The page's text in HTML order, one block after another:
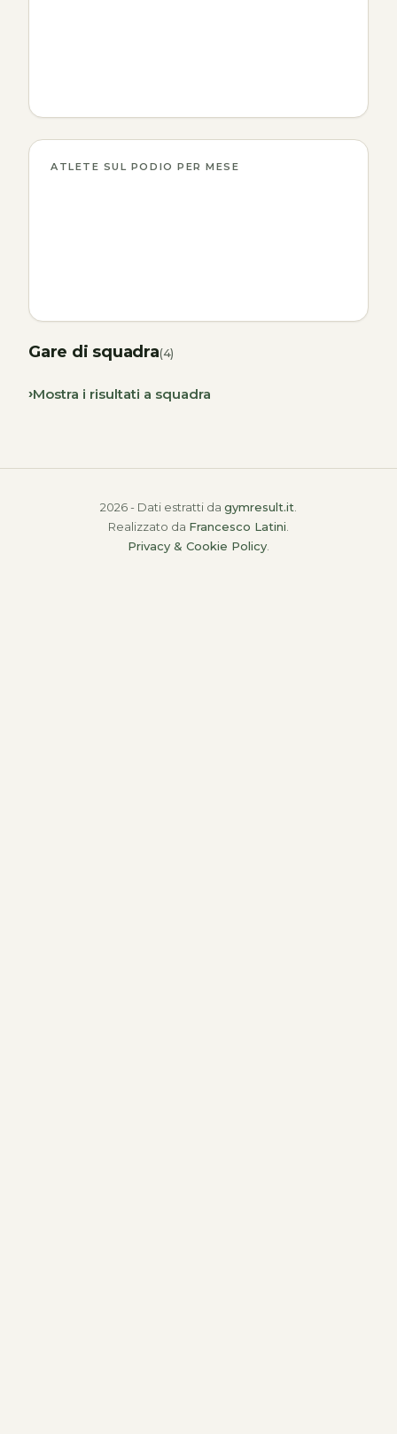
ATLETE SUL PODIO PER MESE
Gare di squadra(4)
Mostra i risultati a squadra
2026 - Dati estratti da gymresult.it.
Realizzato da Francesco Latini.
Privacy & Cookie Policy.